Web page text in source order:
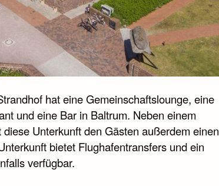
hat eine Gemeinschaftslounge, eine
und eine Bar in Baltrum. Neben einem
Unterkunft den Gästen außerdem einen
bietet Flughafentransfers und ein
verfügbar.